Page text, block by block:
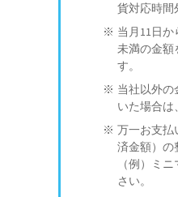
貨対応時間
当月11日
未満の金額
す。
当社以外
いた場合は
万一お支払
済金額）の
（例）ミ
さい。